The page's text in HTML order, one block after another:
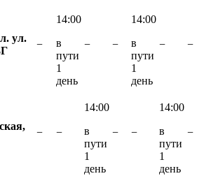
ул.
−
14:00
в
пути
1
день
− −
14:00
в
пути
1
день
− −
− −
14:00
в
пути
1
день
− −
14:00
в
пути
1
день
−